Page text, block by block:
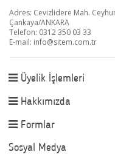
Adres: Cevizlidere Mah.
Çankaya/ANKARA
Telefon: 0312 350 03 33
E-mail: info@sitem.com.tr
Üyelik İşlemleri
Hakkımızda
Formlar
Sosyal Medya